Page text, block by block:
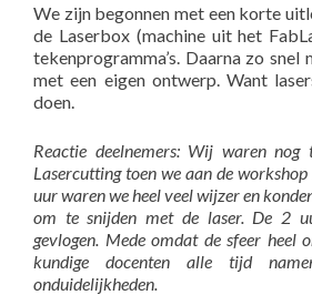
We zijn begonnen met een korte
de Laserbox (machine uit het
tekenprogramma’s. Daarna zo snel
met een eigen ontwerp. Want
doen.
Reactie deelnemers: Wij waren nog
Lasercutting toen we aan de workshop
uur waren we heel veel wijzer en
om te snijden met de laser. De 2
gevlogen. Mede omdat de sfeer heel
kundige docenten alle tijd
onduidelijkheden.